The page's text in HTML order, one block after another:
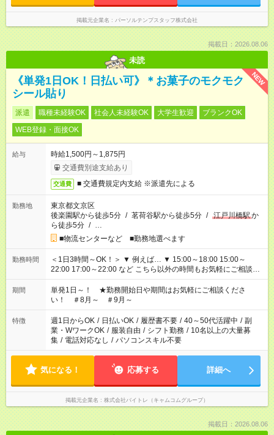
掲載元企業名 パーソルテンプスタッフ株式会社
掲載日：2026.08.06
未読
NEW
《単発1日OK！日払い可》＊お菓子のモクモク
シール貼り
派遣 職種未経験OK 社会人未経験OK 大学生歓迎
ブランクOK
WEB登録・面接OK
給与
時給1,500円～1,875円
交通費別途支給あり
交通費 ■ 交通費規定内支給 ※派遣先による
勤務地
東京都文京区
後楽園駅から徒歩5分 / 茗荷谷駅から徒歩5分 / 江戸川橋駅か
ら徒歩5分 / …
■物流センターなど ■勤務地選べます
勤務時間
＜1日3時間～OK！＞ ▼ 例えば… ▼ 15:00～18:00 15:00～
22:00 17:00～22:00 など こちら以外の時間もお気軽にご相談く
ださい！
期間
単発1日～！ ★勤務開始日や期間はお気軽にご相談くださ
い！ ＃8月～ ＃9月～
特徴 週1日からOK / 日払いOK / 履歴書不要 / 40～50代活躍中 / 副
業・WワークOK / 服装自由 / シフト勤務 / 10名以上の大量募
集 / 電話対応なし / パソコンスキル不要
気になる！ 応募する 詳細へ
掲載元企業名 株式会社バイトレ（キャムコムグループ）
掲載日：2026.08.06